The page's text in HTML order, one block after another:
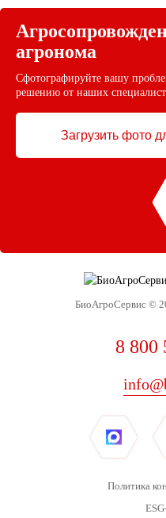
агронома
Сфотографируйте вашу
решению от наших
Загрузить фото
8 800
БиоАгроСервис ©
Политика